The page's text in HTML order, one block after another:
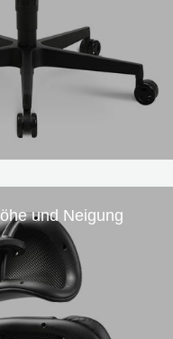
und Neigung